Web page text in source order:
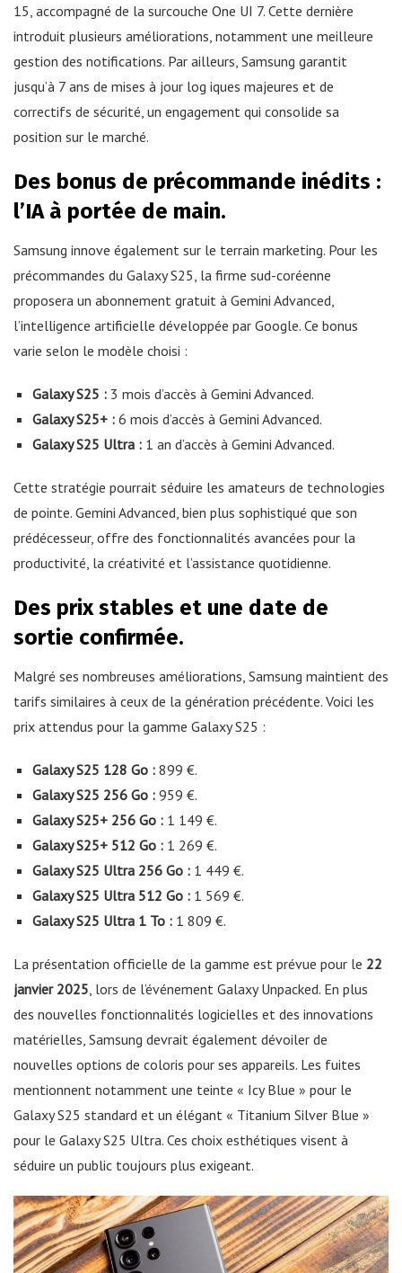
15, accompagné de la surcouche One UI 7. Cette dernière
introduit plusieurs améliorations, notamment une meilleure
gestion des notifications. Par ailleurs, Samsung garantit
jusqu’à 7 ans de mises à jour log iques majeures et de
correctifs de sécurité, un engagement qui consolide sa
position sur le marché.
Des bonus de précommande inédits :
l’IA à portée de main.
Samsung innove également sur le terrain marketing. Pour les
précommandes du Galaxy S25, la firme sud-coréenne
proposera un abonnement gratuit à Gemini Advanced,
l’intelligence artificielle développée par Google. Ce bonus
varie selon le modèle choisi :
Galaxy S25 :3 mois d’accès à Gemini Advanced.
Galaxy S25+ :6 mois d’accès à Gemini Advanced.
Galaxy S25 Ultra :1 an d’accès à Gemini Advanced.
Cette stratégie pourrait séduire les amateurs de technologies
de pointe. Gemini Advanced, bien plus sophistiqué que son
prédécesseur, offre des fonctionnalités avancées pour la
productivité, la créativité et l’assistance quotidienne.
Des prix stables et une date de
sortie confirmée.
Malgré ses nombreuses améliorations, Samsung maintient des
tarifs similaires à ceux de la génération précédente. Voici les
prix attendus pour la gamme Galaxy S25 :
Galaxy S25 128 Go :899 €.
Galaxy S25 256 Go :959 €.
Galaxy S25+ 256 Go :1 149 €.
Galaxy S25+ 512 Go :1 269 €.
Galaxy S25 Ultra 256 Go :1 449 €.
Galaxy S25 Ultra 512 Go :1 569 €.
Galaxy S25 Ultra 1 To :1 809 €.
La présentation officielle de la gamme est prévue pour le 22
janvier 2025 , lors de l’événement Galaxy Unpacked. En plus
des nouvelles fonctionnalités logicielles et des innovations
matérielles, Samsung devrait également dévoiler de
nouvelles options de coloris pour ses appareils. Les fuites
mentionnent notamment une teinte « Icy Blue » pour le
Galaxy S25 standard et un élégant « Titanium Silver Blue »
pour le Galaxy S25 Ultra. Ces choix esthétiques visent à
séduire un public toujours plus exigeant.